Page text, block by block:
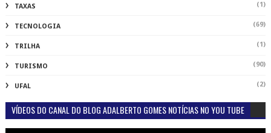
TAXAS (1)
TECNOLOGIA (69)
TRILHA (1)
TURISMO (90)
UFAL (2)
VÍDEOS DO CANAL DO BLOG ADALBERTO GOMES NOTÍCIAS NO YOU TUBE